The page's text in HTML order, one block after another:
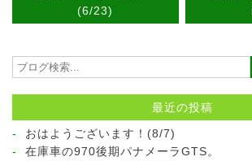
(6/23)
最近の投稿
おはようございます！(8/7)
在庫車の970後期パナメーラGTS。